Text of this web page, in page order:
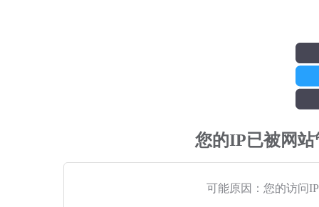
您的IP已被网
可能原因：您的访问